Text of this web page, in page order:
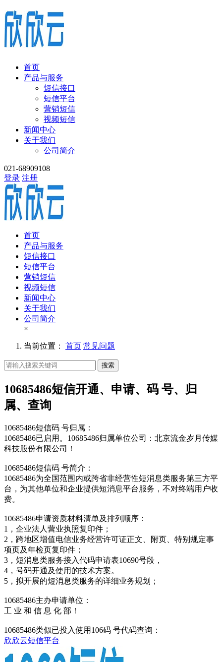
首页
产品与服务
短信接口
短信平台
营销短信
视频短信
新闻中心
关于我们
公司简介
021-68909108
登录 注册
首页
产品与服务
短信接口
短信平台
营销短信
视频短信
新闻中心
关于我们
公司简介
×
当前位置： 首页 常见问题
搜索
10685486短信开通、申请、码 号、归
属、查询
10685486短信码 号归属：
10685486已启用。10685486归属单位公司：北京流金岁月传媒
科技股份有限公司！
10685486短信码 号简介：
10685486为全国范围内或跨省非经营性短消息类服务第三方平
台，为其他单位和企业提供短消息平台服务，不对终端用户收
费。
10685486申请资质材料清单及排列顺序：
1，企业法人营业执照复印件；
2，跨地区增值电信业务经营许可证正文、附页、特别规定事
项页及年检页复印件；
3，短消息类服务接入代码申请表10690号段，
4，号码开通及使用的技术方案。
5，拟开展的短消息类服务的详细业务规划；
10685486主办申请单位：
工 业 和 信 息 化 部！
10685486类似已投入使用106码 号代码查询：
欣欣云短信平台